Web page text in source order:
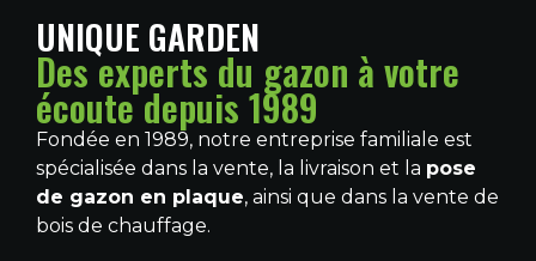
UNIQUE GARDEN
Des experts du gazon à votre
écoute depuis 1989
Fondée en 1989, notre entreprise familiale est
spécialisée dans la vente, la livraison et la pose
de gazon en plaque, ainsi que dans la vente de
bois de chauffage.